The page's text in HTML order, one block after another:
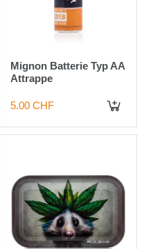
Mignon Batterie Typ AA
Attrappe
5.00 CHF